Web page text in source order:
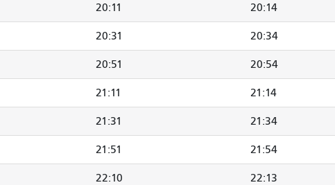
20:11 20:14
20:31 20:34
20:51 20:54
21:11 21:14
21:31 21:34
21:51 21:54
22:10 22:13